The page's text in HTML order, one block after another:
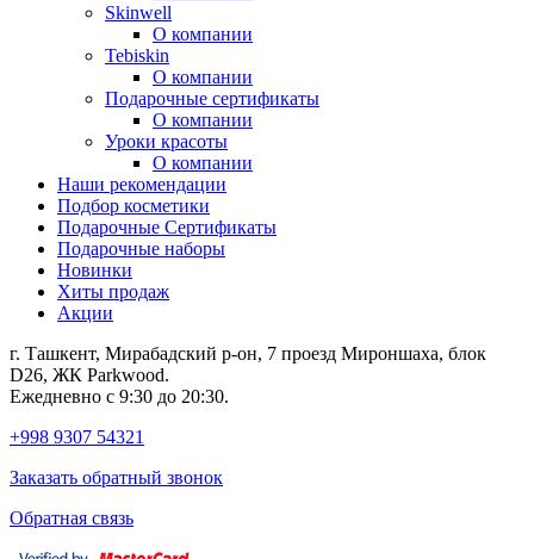
Skinwell
О компании
Tebiskin
О компании
Подарочные сертификаты
О компании
Уроки красоты
О компании
Наши рекомендации
Подбор косметики
Подарочные Сертификаты
Подарочные наборы
Новинки
Хиты продаж
Акции
г. Ташкент, Мирабадский р-он, 7 проезд Мироншаха, блок
D26, ЖК Раrkwood.
Ежедневно с 9:30 до 20:30.
+998 9307 54321
Заказать обратный звонок
Обратная связь